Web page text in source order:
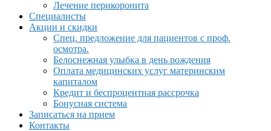
Лечение перикоронита
Специалисты
Акции и скидки
Спец. предложение для пациентов с проф.
осмотра.
Белоснежная улыбка в день рождения
Оплата медицинских услуг материнским
капиталом
Кредит и беспроцентная рассрочка
Бонусная система
Записаться на прием
Контакты